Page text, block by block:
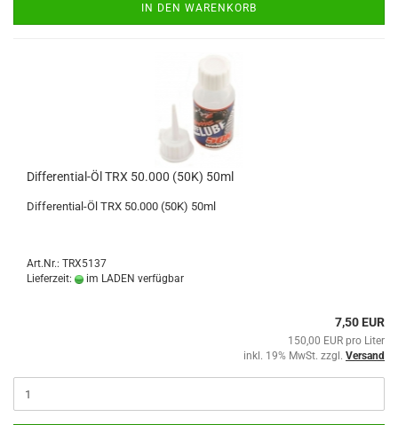
IN DEN WARENKORB
Differential-Öl TRX 50.000 (50K) 50ml
Differential-Öl TRX 50.000 (50K) 50ml
Art.Nr.: TRX5137
Lieferzeit:
im LADEN verfügbar
7,50 EUR
150,00 EUR pro Liter
inkl. 19% MwSt. zzgl. Versand